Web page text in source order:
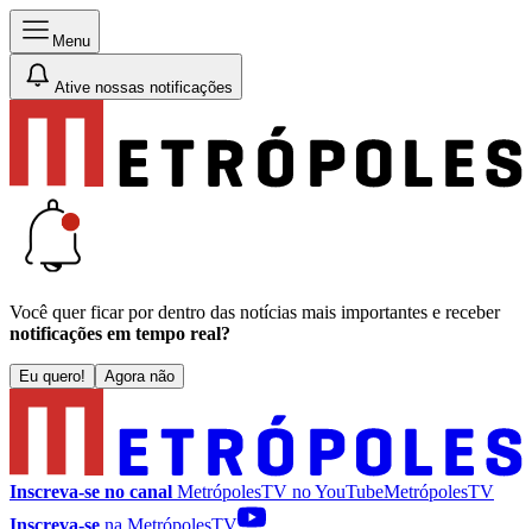
Menu
Ative nossas notificações
Você quer ficar por dentro das notícias mais importantes e receber
notificações em tempo real?
Eu quero! Agora não
Inscreva-se no canal MetrópolesTV noYouTubeMetrópolesTV